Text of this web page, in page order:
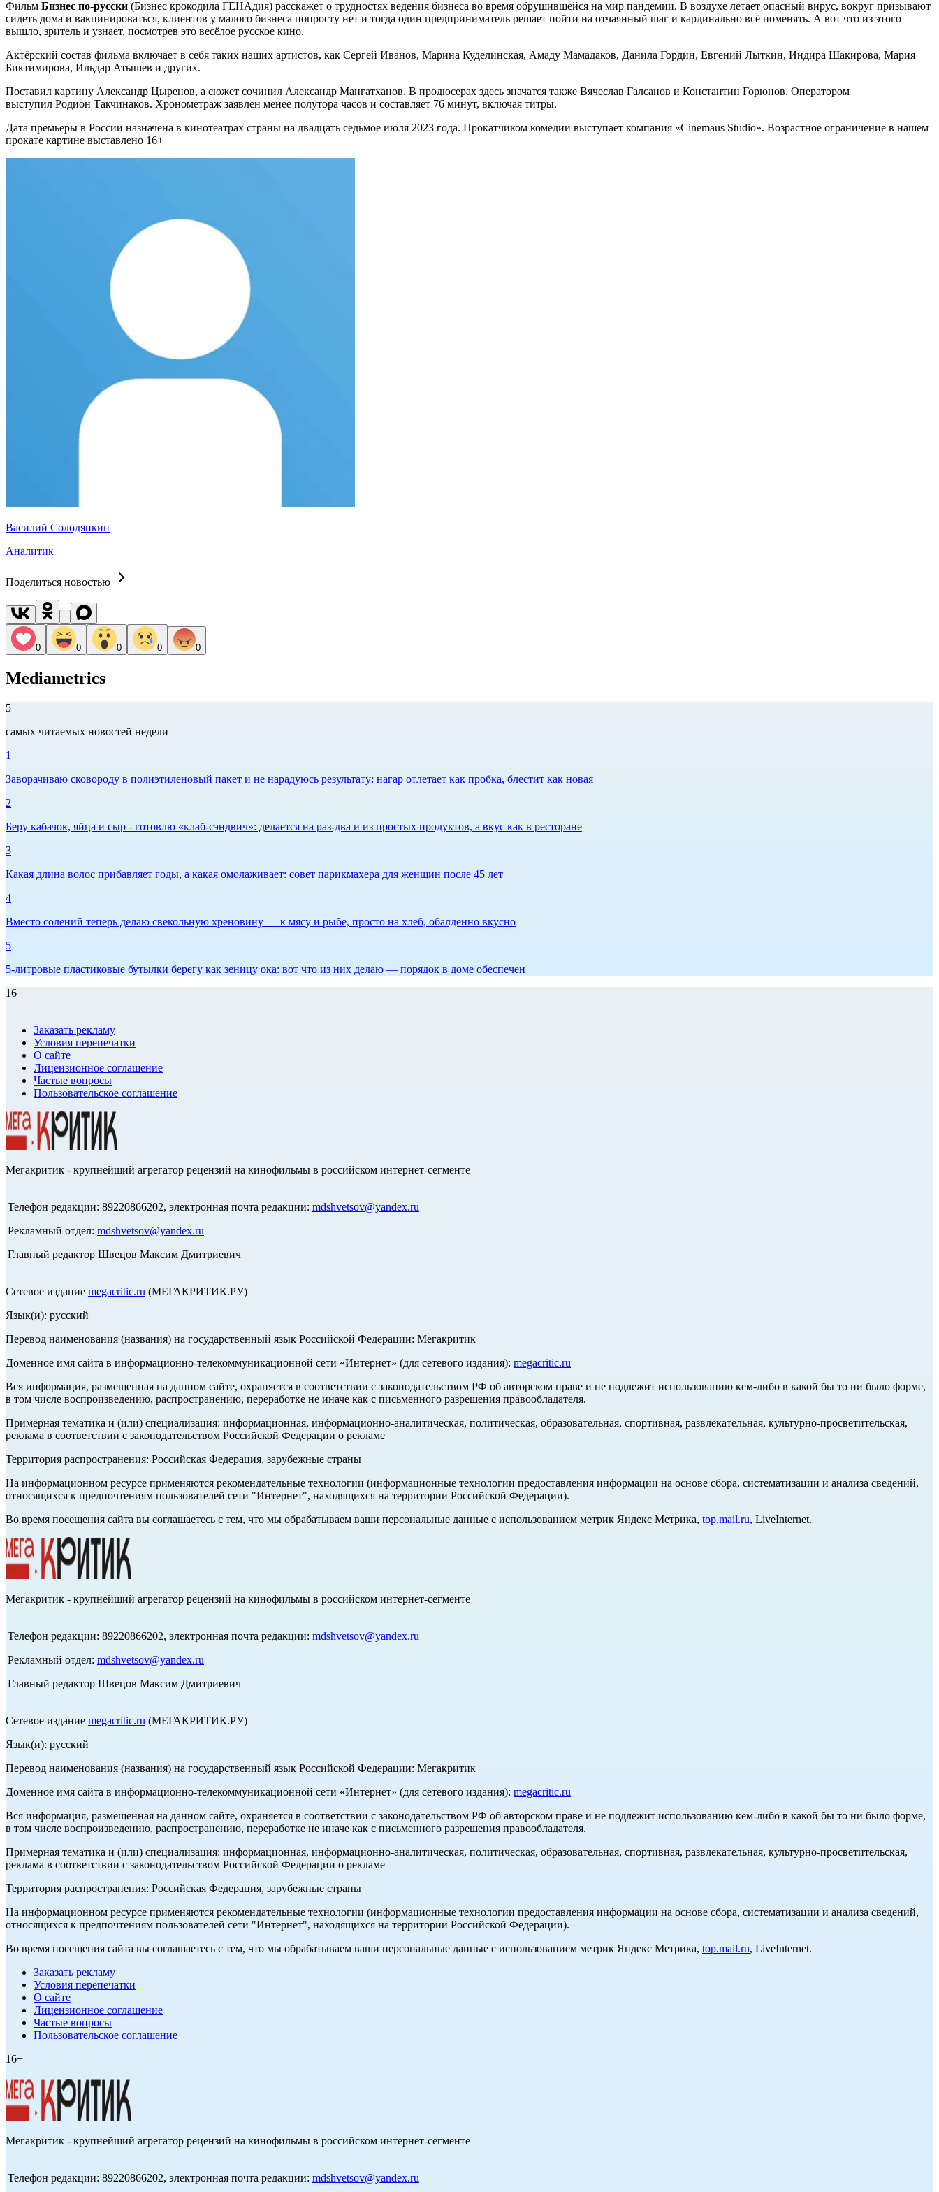
Фильм Бизнес по-русски (Бизнес крокодила ГЕНАдия) расскажет о трудностях ведения бизнеса во время обрушившейся на мир пандемии. В воздухе летает опасный вирус, вокруг призывают
сидеть дома и вакцинироваться, клиентов у малого бизнеса попросту нет и тогда один предприниматель решает пойти на отчаянный шаг и кардинально всё поменять. А вот что из этого
вышло, зритель и узнает, посмотрев это весёлое русское кино.
Актёрский состав фильма включает в себя таких наших артистов, как Сергей Иванов, Марина Куделинская, Амаду Мамадаков, Данила Гордин, Евгений Лыткин, Индира Шакирова, Мария
Биктимирова, Ильдар Атышев и других.
Поставил картину Александр Цыренов, а сюжет сочинил Александр Мангатханов. В продюсерах здесь значатся также Вячеслав Галсанов и Константин Горюнов. Оператором
выступил Родион Такчинаков. Хронометраж заявлен менее полутора часов и составляет 76 минут, включая титры.
Дата премьеры в России назначена в кинотеатрах страны на двадцать седьмое июля 2023 года. Прокатчиком комедии выступает компания «Cinemaus Studio». Возрастное ограничение в нашем
прокате картине выставлено 16+
Василий Солодянкин
Аналитик
Поделиться новостью
0 0 0 0 0
Mediametrics
5
самых читаемых новостей недели
1
Заворачиваю сковороду в полиэтиленовый пакет и не нарадуюсь результату: нагар отлетает как пробка, блестит как новая
2
Беру кабачок, яйца и сыр - готовлю «клаб-сэндвич»: делается на раз-два и из простых продуктов, а вкус как в ресторане
3
Какая длина волос прибавляет годы, а какая омолаживает: совет парикмахера для женщин после 45 лет
4
Вместо солений теперь делаю свекольную хреновину — к мясу и рыбе, просто на хлеб, обалденно вкусно
5
5-литровые пластиковые бутылки берегу как зеницу ока: вот что из них делаю — порядок в доме обеспечен
16+
Заказать рекламу
Условия перепечатки
О сайте
Лицензионное соглашение
Частые вопросы
Пользовательское соглашение
Мегакритик - крупнейший агрегатор рецензий на кинофильмы в российском интернет-сегменте
Телефон редакции: 89220866202, электронная почта редакции: mdshvetsov@yandex.ru
Рекламный отдел: mdshvetsov@yandex.ru
Главный редактор Швецов Максим Дмитриевич
Сетевое издание megacritic.ru (МЕГАКРИТИК.РУ)
Язык(и): русский
Перевод наименования (названия) на государственный язык Российской Федерации: Мегакритик
Доменное имя сайта в информационно-телекоммуникационной сети «Интернет» (для сетевого издания): megacritic.ru
Вся информация, размещенная на данном сайте, охраняется в соответствии с законодательством РФ об авторском праве и не подлежит использованию кем-либо в какой бы то ни было форме,
в том числе воспроизведению, распространению, переработке не иначе как с письменного разрешения правообладателя.
Примерная тематика и (или) специализация: информационная, информационно-аналитическая, политическая, образовательная, спортивная, развлекательная, культурно-просветительская,
реклама в соответствии с законодательством Российской Федерации о рекламе
Территория распространения: Российская Федерация, зарубежные страны
На информационном ресурсе применяются рекомендательные технологии (информационные технологии предоставления информации на основе сбора, систематизации и анализа сведений,
относящихся к предпочтениям пользователей сети "Интернет", находящихся на территории Российской Федерации).
Во время посещения сайта вы соглашаетесь с тем, что мы обрабатываем ваши персональные данные с использованием метрик Яндекс Метрика, top.mail.ru, LiveInternet.
Мегакритик - крупнейший агрегатор рецензий на кинофильмы в российском интернет-сегменте
Телефон редакции: 89220866202, электронная почта редакции: mdshvetsov@yandex.ru
Рекламный отдел: mdshvetsov@yandex.ru
Главный редактор Швецов Максим Дмитриевич
Сетевое издание megacritic.ru (МЕГАКРИТИК.РУ)
Язык(и): русский
Перевод наименования (названия) на государственный язык Российской Федерации: Мегакритик
Доменное имя сайта в информационно-телекоммуникационной сети «Интернет» (для сетевого издания): megacritic.ru
Вся информация, размещенная на данном сайте, охраняется в соответствии с законодательством РФ об авторском праве и не подлежит использованию кем-либо в какой бы то ни было форме,
в том числе воспроизведению, распространению, переработке не иначе как с письменного разрешения правообладателя.
Примерная тематика и (или) специализация: информационная, информационно-аналитическая, политическая, образовательная, спортивная, развлекательная, культурно-просветительская,
реклама в соответствии с законодательством Российской Федерации о рекламе
Территория распространения: Российская Федерация, зарубежные страны
На информационном ресурсе применяются рекомендательные технологии (информационные технологии предоставления информации на основе сбора, систематизации и анализа сведений,
относящихся к предпочтениям пользователей сети "Интернет", находящихся на территории Российской Федерации).
Во время посещения сайта вы соглашаетесь с тем, что мы обрабатываем ваши персональные данные с использованием метрик Яндекс Метрика, top.mail.ru, LiveInternet.
Заказать рекламу
Условия перепечатки
О сайте
Лицензионное соглашение
Частые вопросы
Пользовательское соглашение
16+
Мегакритик - крупнейший агрегатор рецензий на кинофильмы в российском интернет-сегменте
Телефон редакции: 89220866202, электронная почта редакции: mdshvetsov@yandex.ru